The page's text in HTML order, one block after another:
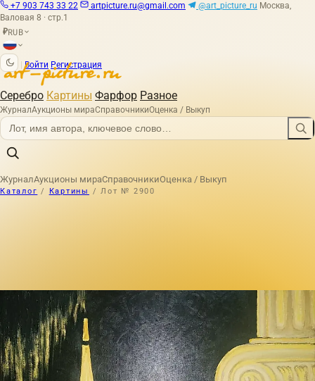
+7 903 743 33 22 artpicture.ru@gmail.com @art_picture_ru Москва,
Валовая 8 · стр.1
₽RUB
Войти Регистрация
Серебро Картины Фарфор Разное
ЖурналАукционы мираСправочникиОценка / Выкуп
ЖурналАукционы мираСправочникиОценка / Выкуп
Каталог / Картины / Лот № 2900